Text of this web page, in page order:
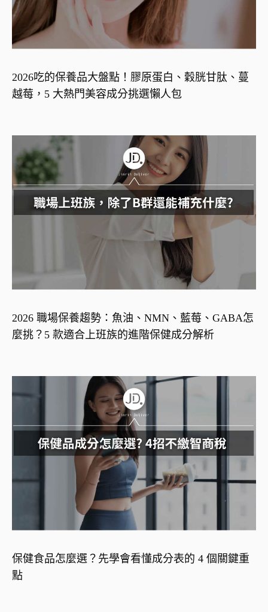
2026吃的保養品大盤點！膠原蛋白、穀胱甘肽、蔓
越莓，5 大熱門美容成分挑選懶人包
2026 職場保養趨勢：魚油、NMN、藍莓、GABA怎
麼挑？5 款適合上班族的進階保健成分解析
保健食品怎麼選？先學會看懂成分表的 4 個關鍵重
點